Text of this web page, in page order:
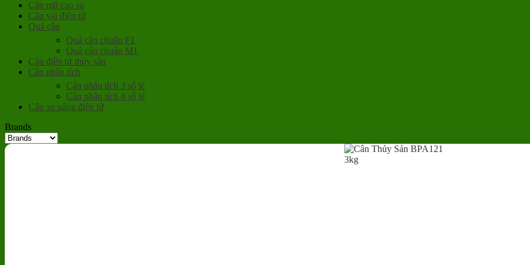
Cân mũ cao su
Cân vải điện tử
Quả cân
Quả cân chuẩn F1
Quả cân chuẩn M1
Cân điện tử thủy sản
Cân phân tích
Cân phân tích 3 số lẻ
Cân phân tích 4 số lẻ
Cân xe nâng điện tử
Brands